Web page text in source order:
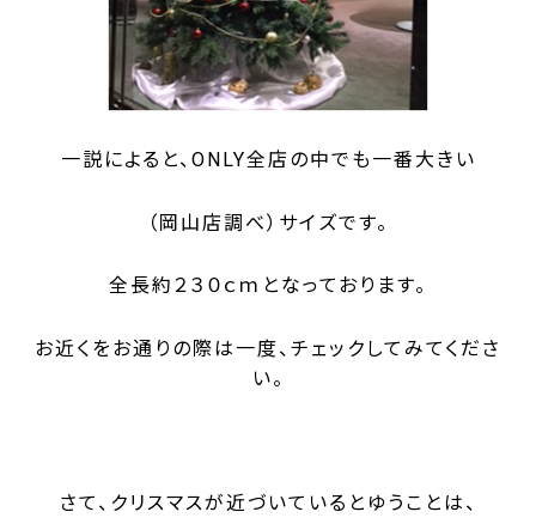
一説によると、ONLY全店の中でも一番大きい
（岡山店調べ）サイズです。
全長約２３０ｃｍとなっております。
お近くをお通りの際は一度、チェックしてみてくださ
い。
さて、クリスマスが近づいているとゆうことは、